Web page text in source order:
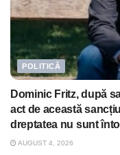
POLITICĂ
Dominic Fritz, după
act de această
dreptatea nu sunt
AUGUST 4, 2026